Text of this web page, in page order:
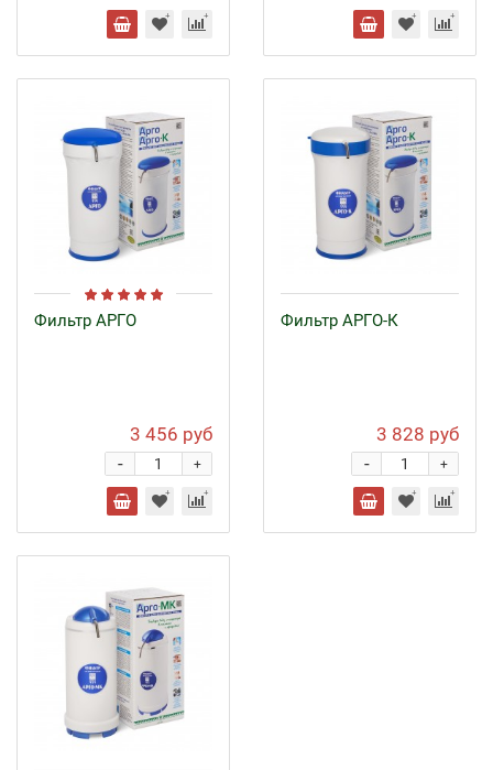
Фильтр АРГО
3 456 руб
+
-
Фильтр АРГО-К
3 828 руб
+
-